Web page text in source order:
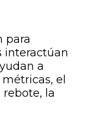
para
interactúan
a
el
la